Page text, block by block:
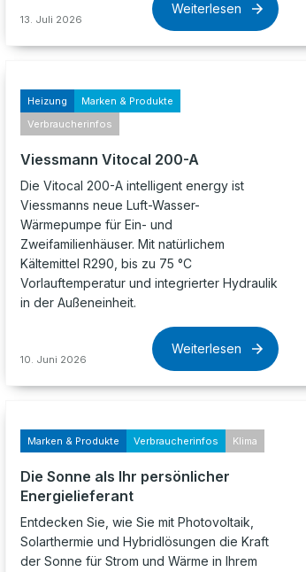
13. Juli 2026
Weiterlesen
Heizung
Marken & Produkte
Verbraucherinfos
Viessmann Vitocal 200-A
Die Vitocal 200-A intelligent energy ist
Viessmanns neue Luft-Wasser-
Wärmepumpe für Ein- und
Zweifamilienhäuser. Mit natürlichem
Kältemittel R290, bis zu 75 °C
Vorlauftemperatur und integrierter Hydraulik
in der Außeneinheit.
10. Juni 2026
Weiterlesen
Marken & Produkte Verbraucherinfos Klima
Die Sonne als Ihr persönlicher
Energielieferant
Entdecken Sie, wie Sie mit Photovoltaik,
Solarthermie und Hybridlösungen die Kraft
der Sonne für Strom und Wärme in Ihrem